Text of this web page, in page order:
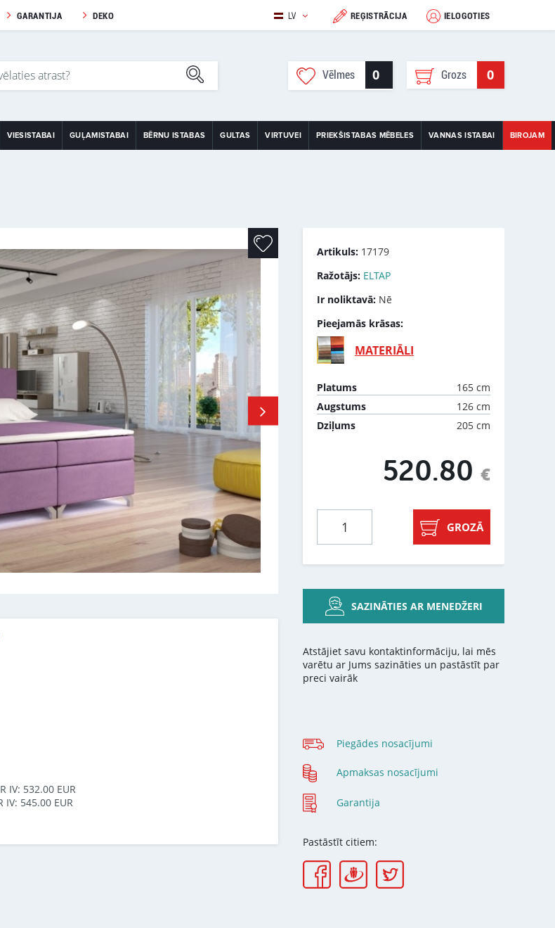
GARANTIJA DEKO LV REĢISTRĀCIJA IELOGOTIES
Vēlmes 0 Grozs 0
VIESISTABAI GUĻAMISTABAI BĒRNU ISTABAS GULTAS VIRTUVEI PRIEKŠISTABAS MĒBELES VANNAS ISTABAI BIROJAM
Artikuls: 17179
Ražotājs: ELTAP
Ir noliktavā: Nē
Pieejamās krāsas:
MATERIĀLI
Platums
165 cm
Augstums
126 cm
Dziļums
205 cm
520.80 €
GROZĀ
SAZINĀTIES AR MENEDŽERI
Atstājiet savu kontaktinformāciju, lai mēs
varētu ar Jums sazināties un pastāstīt par
preci vairāk
Piegādes nosacījumi
Apmaksas nosacījumi
Garantija
Pastāstīt citiem:
IV: 532.00 EUR
IV: 545.00 EUR